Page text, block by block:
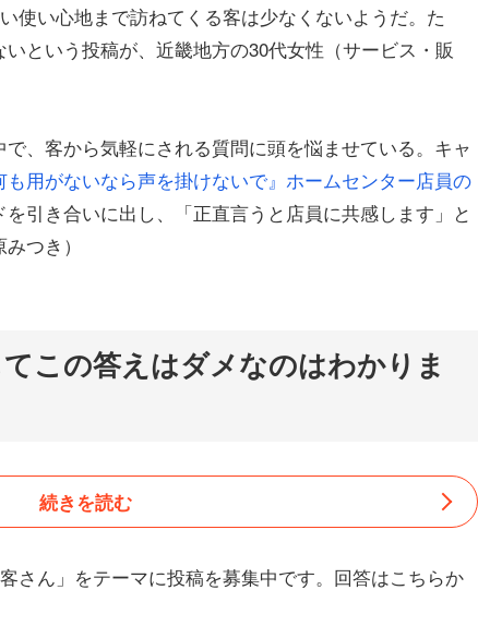
使い心地まで訪ねてくる客は少なくないようだ。た
という投稿が、近畿地方の30代女性（サービス・販
、客から気軽にされる質問に頭を悩ませている。キャ
も用がないなら声を掛けないで』ホームセンター店員の
引き合いに出し、「正直言うと店員に共感します」と
つき）
てこの答えはダメなのはわかりま
続きを読む
さん」をテーマに投稿を募集中です。回答はこちらか